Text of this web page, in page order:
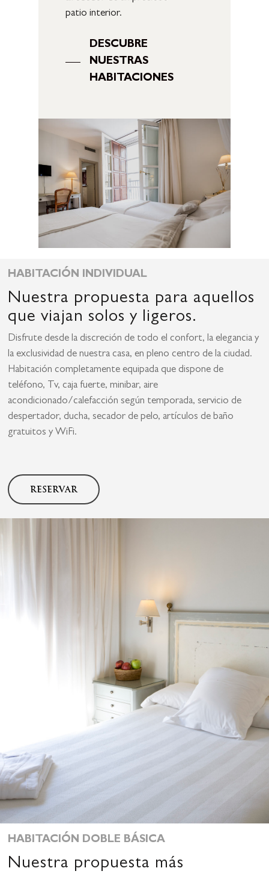
patio interior.
DESCUBRE
NUESTRAS
HABITACIONES
HABITACIÓN INDIVIDUAL
Nuestra propuesta para aquellos
que viajan solos y ligeros.
Disfrute desde la discreción de todo el confort, la elegancia y
la exclusividad de nuestra casa, en pleno centro de la ciudad.
Habitación completamente equipada que dispone de
teléfono, Tv, caja fuerte, minibar, aire
acondicionado/calefacción según temporada, servicio de
despertador, ducha, secador de pelo, artículos de baño
gratuitos y WiFi.
RESERVAR
HABITACIÓN DOBLE BÁSICA
Nuestra propuesta más